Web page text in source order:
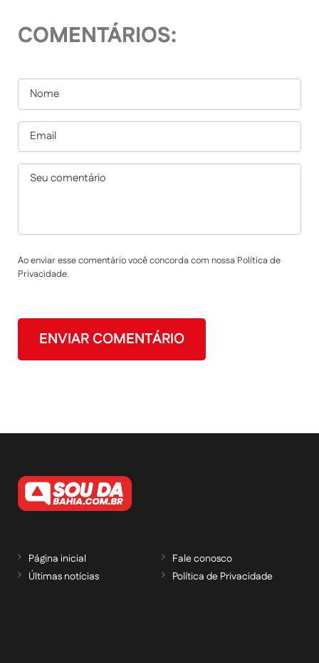
COMENTÁRIOS:
Ao enviar esse comentário você concorda com nossa Política de
Privacidade.
Página inicial
Últimas notícias
Fale conosco
Política de Privacidade